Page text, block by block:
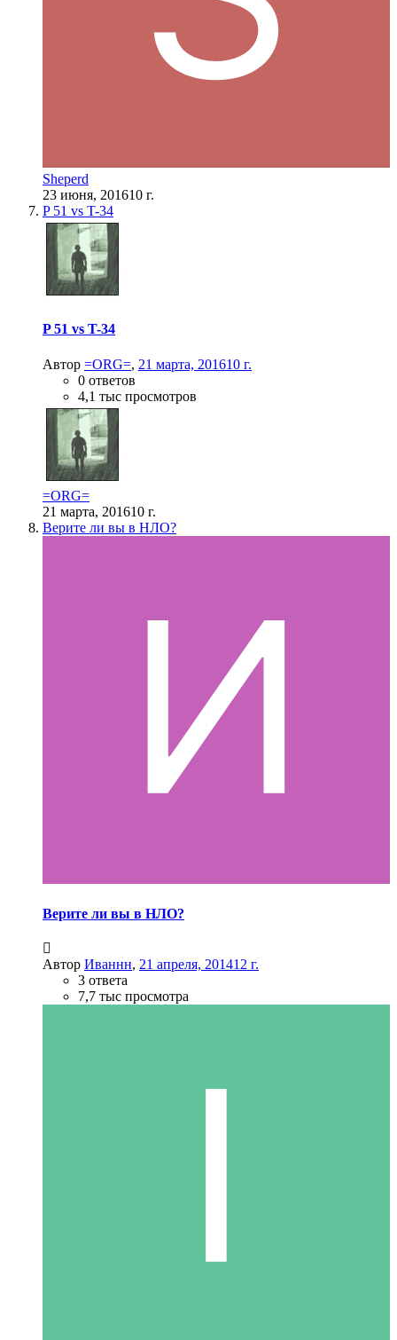
Sheperd
23 июня, 201610 г.
P 51 vs T-34
P 51 vs T-34
Автор =ORG=, 21 марта, 201610 г.
0 ответов
4,1 тыс просмотров
=ORG=
21 марта, 201610 г.
Верите ли вы в НЛО?
Верите ли вы в НЛО?
Автор Иваннн, 21 апреля, 201412 г.
3 ответа
7,7 тыс просмотра